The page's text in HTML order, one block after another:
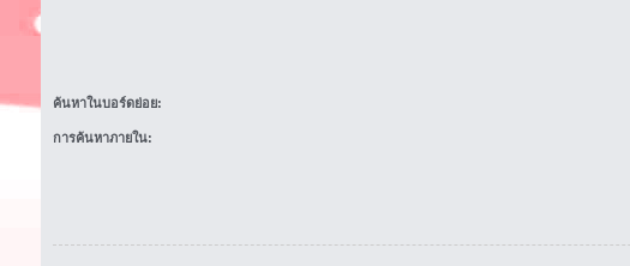
ค้นหาในบอร์ดย่อย:
การค้นหาภายใน: